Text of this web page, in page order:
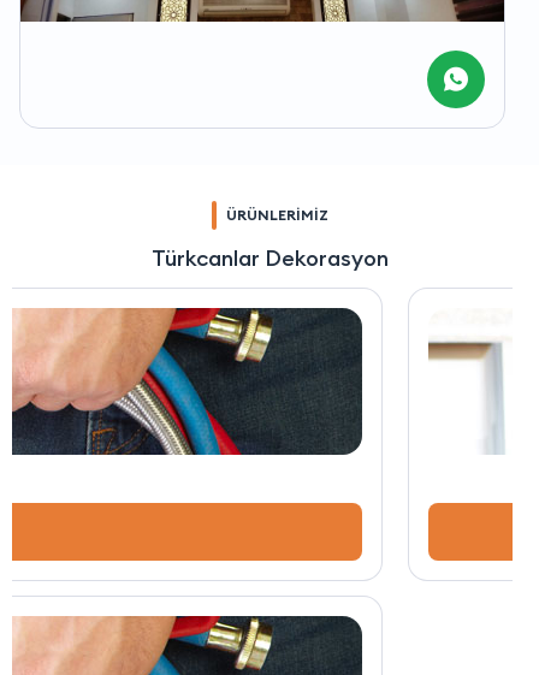
ÜRÜNLERİMİZ
Türkcanlar Dekorasyon